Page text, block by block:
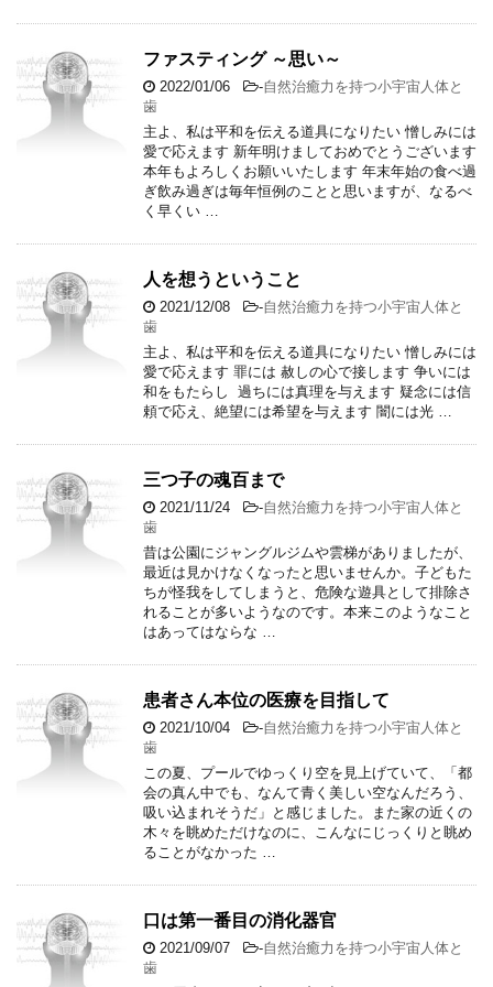
ファスティング ～思い～
2022/01/06 -自然治癒力を持つ小宇宙人体と
歯
主よ、私は平和を伝える道具になりたい 憎しみには
愛で応えます 新年明けましておめでとうございます
本年もよろしくお願いいたします 年末年始の食べ過
ぎ飲み過ぎは毎年恒例のことと思いますが、なるべ
く早くい …
人を想うということ
2021/12/08 -自然治癒力を持つ小宇宙人体と
歯
主よ、私は平和を伝える道具になりたい 憎しみには
愛で応えます 罪には 赦しの心で接します 争いには
和をもたらし 過ちには真理を与えます 疑念には信
頼で応え、絶望には希望を与えます 闇には光 …
三つ子の魂百まで
2021/11/24 -自然治癒力を持つ小宇宙人体と
歯
昔は公園にジャングルジムや雲梯がありましたが、
最近は見かけなくなったと思いませんか。子どもた
ちが怪我をしてしまうと、危険な遊具として排除さ
れることが多いようなのです。本来このようなこと
はあってはならな …
患者さん本位の医療を目指して
2021/10/04 -自然治癒力を持つ小宇宙人体と
歯
この夏、プールでゆっくり空を見上げていて、「都
会の真ん中でも、なんて青く美しい空なんだろう、
吸い込まれそうだ」と感じました。また家の近くの
木々を眺めただけなのに、こんなにじっくりと眺め
ることがなかった …
口は第一番目の消化器官
2021/09/07 -自然治癒力を持つ小宇宙人体と
歯